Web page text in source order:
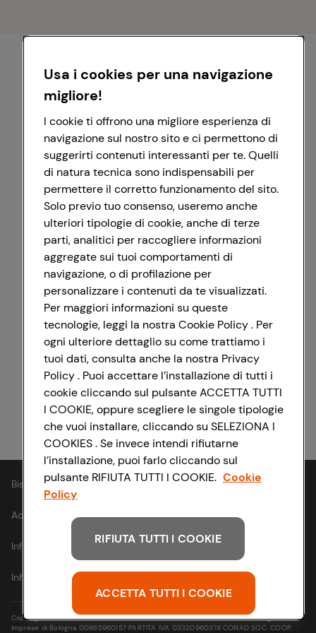
Registrati con Google
Registrati con Facebook
Registrati con Apple
Bisogno di aiuto?
Accessibilità
Informativa cookie
Informativa privacy
Copyright © 2021- Via Michelino, 59 | 40127 BOLOGNA Codice Fiscale e Registro
Imprese di Bologna 00865960157 PARTITA IVA 03320960374 CONAD SOC. COOP.
Usa i cookies per una navigazione
migliore!
I cookie ti offrono una migliore esperienza di
navigazione sul nostro sito e ci permettono di
suggerirti contenuti interessanti per te. Quelli
di natura tecnica sono indispensabili per
permettere il corretto funzionamento del sito.
Solo previo tuo consenso, useremo anche
ulteriori tipologie di cookie, anche di terze
parti, analitici per raccogliere informazioni
aggregate sui tuoi comportamenti di
navigazione, o di profilazione per
personalizzare i contenuti da te visualizzati.
Per maggiori informazioni su queste
tecnologie, leggi la nostra Cookie Policy . Per
ogni ulteriore dettaglio su come trattiamo i
tuoi dati, consulta anche la nostra Privacy
Policy . Puoi accettare l’installazione di tutti i
cookie cliccando sul pulsante ACCETTA TUTTI
I COOKIE, oppure scegliere le singole tipologie
che vuoi installare, cliccando su SELEZIONA I
COOKIES . Se invece intendi rifiutarne
l’installazione, puoi farlo cliccando sul
pulsante RIFIUTA TUTTI I COOKIE. Cookie
Policy
RIFIUTA TUTTI I COOKIE
ACCETTA TUTTI I COOKIE